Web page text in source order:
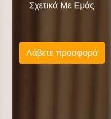
Σχετικά Με Εμάς
Λάβετε προσφορά